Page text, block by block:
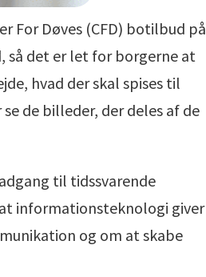
For Døves (CFD) botilbud på
så det er let for borgerne at
hvad der skal spises til
de billeder, der deles af de
til tidssvarende
informationsteknologi giver
og om at skabe